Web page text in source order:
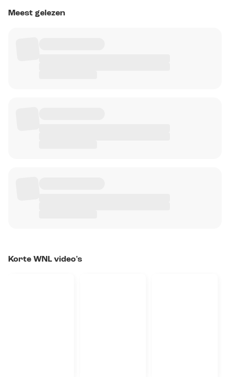
Meest gelezen
Korte WNL video's